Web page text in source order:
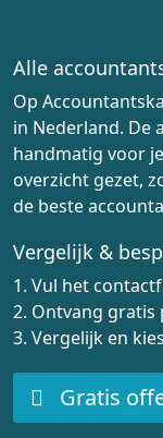
Alle
Op
in Nederland. De
handmatig voor
overzicht gezet,
de beste
Vergelijk &
1. Vul het
2. Ontvang gratis
3. Vergelijk en
Gratis